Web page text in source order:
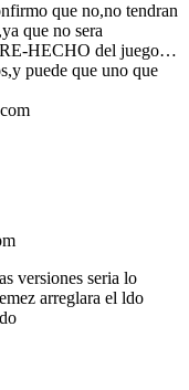
que no,no tendran
que no sera
RE-HECHO del juego…
puede que uno que
versiones seria lo
arreglara el ldo